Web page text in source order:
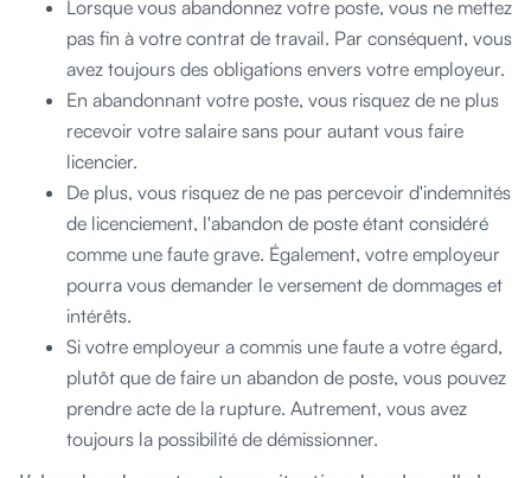
Lorsque vous abandonnez votre poste, vous ne mettez
pas fin à votre contrat de travail. Par conséquent, vous
avez toujours des obligations envers votre employeur.
En abandonnant votre poste, vous risquez de ne plus
recevoir votre salaire sans pour autant vous faire
licencier.
De plus, vous risquez de ne pas percevoir d'indemnités
de licenciement, l'abandon de poste étant considéré
comme une faute grave. Également, votre employeur
pourra vous demander le versement de dommages et
intérêts.
Si votre employeur a commis une faute a votre égard,
plutôt que de faire un abandon de poste, vous pouvez
prendre acte de la rupture. Autrement, vous avez
toujours la possibilité de démissionner.